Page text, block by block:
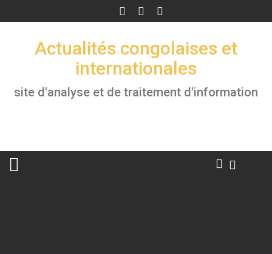
to
Actualités congolaises et
internationales
site d'analyse et de traitement d'information